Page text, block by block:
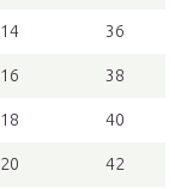
14 36
16 38
18 40
20 42